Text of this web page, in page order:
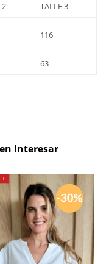
2 TALLE 3
116
63
Interesar